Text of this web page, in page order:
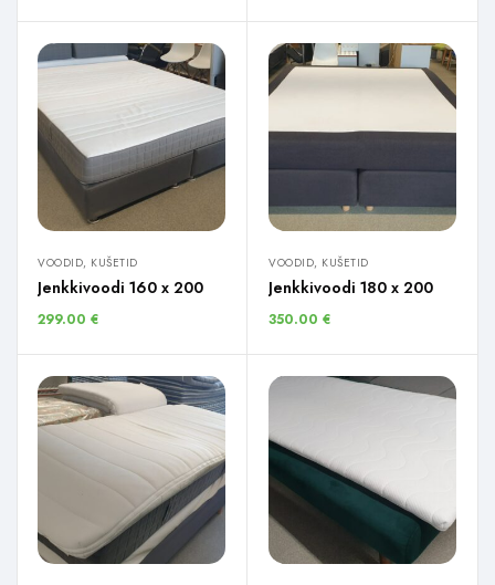
VOODID, KUŠETID
Jenkkivoodi 160 x 200
299.00 €
VOODID, KUŠETID
Jenkkivoodi 180 x 200
350.00 €